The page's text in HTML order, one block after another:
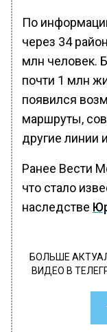
По
через 34
млн человек.
почти 1 млн
появился
маршруты,
другие линии
Ранее Вести
что стало
наследстве
БОЛЬШЕ
ВИДЕО В